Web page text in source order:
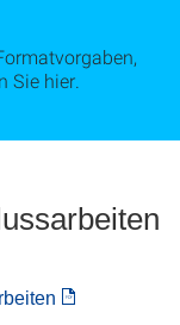
Sie hier.